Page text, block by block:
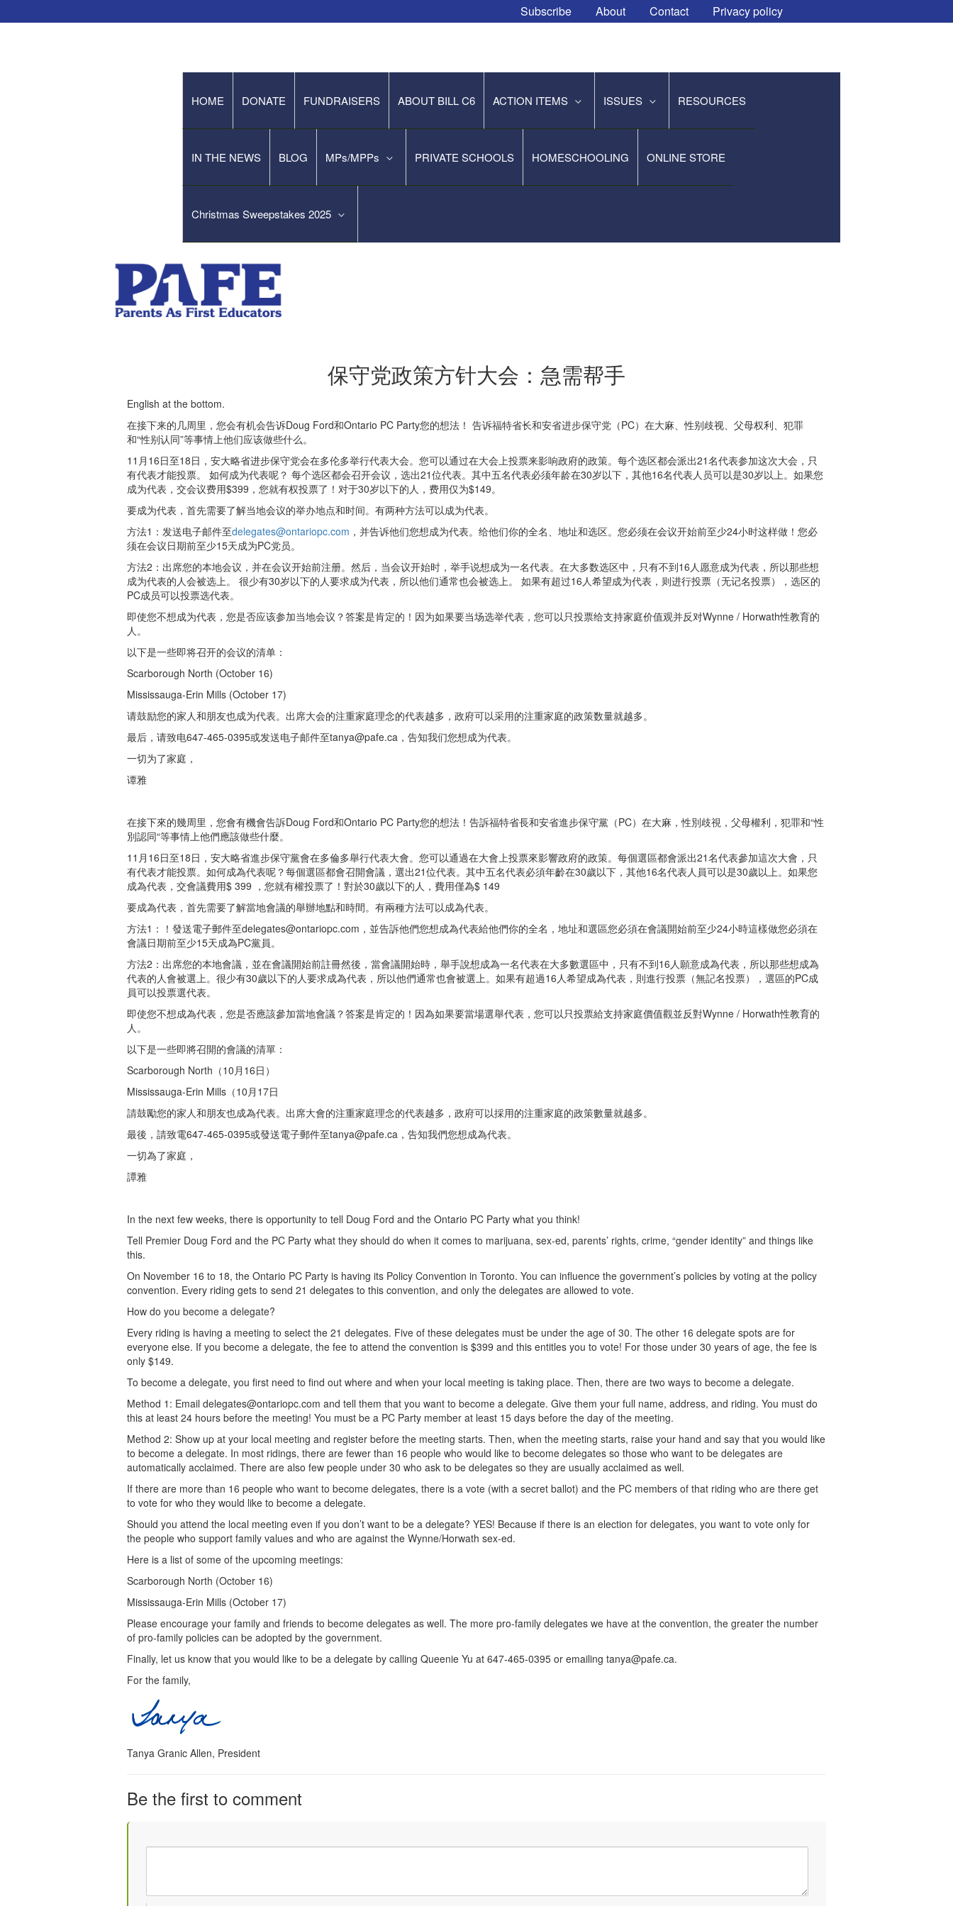
Subscribe About Contact Privacy policy
HOME DONATE FUNDRAISERS ABOUT BILL C6 ACTION ITEMS ISSUES RESOURCES
IN THE NEWS BLOG MPs/MPPs PRIVATE SCHOOLS HOMESCHOOLING ONLINE STORE
Christmas Sweepstakes 2025
保守党政策方针大会：急需帮手
English at the bottom.
在接下来的几周里，您会有机会告诉Doug Ford和Ontario PC Party您的想法！ 告诉福特省长和安省进步保守党（PC）在大麻、性别歧视、父母权利、犯罪
和“性别认同”等事情上他们应该做些什么。
11月16日至18日，安大略省进步保守党会在多伦多举行代表大会。您可以通过在大会上投票来影响政府的政策。每个选区都会派出21名代表参加这次大会，只
有代表才能投票。 如何成为代表呢？ 每个选区都会召开会议，选出21位代表。其中五名代表必须年龄在30岁以下，其他16名代表人员可以是30岁以上。如果您
成为代表，交会议费用$399，您就有权投票了！对于30岁以下的人，费用仅为$149。
要成为代表，首先需要了解当地会议的举办地点和时间。有两种方法可以成为代表。
方法1：发送电子邮件至delegates@ontariopc.com ，并告诉他们您想成为代表。给他们你的全名、地址和选区。您必须在会议开始前至少24小时这样做！您必
须在会议日期前至少15天成为PC党员。
方法2：出席您的本地会议，并在会议开始前注册。然后，当会议开始时，举手说想成为一名代表。在大多数选区中，只有不到16人愿意成为代表，所以那些想
成为代表的人会被选上。 很少有30岁以下的人要求成为代表，所以他们通常也会被选上。 如果有超过16人希望成为代表，则进行投票（无记名投票），选区的
PC成员可以投票选代表。
即使您不想成为代表，您是否应该参加当地会议？答案是肯定的！因为如果要当场选举代表，您可以只投票给支持家庭价值观并反对Wynne / Horwath性教育的
人。
以下是一些即将召开的会议的清单：
Scarborough North (October 16)
Mississauga-Erin Mills (October 17)
请鼓励您的家人和朋友也成为代表。出席大会的注重家庭理念的代表越多，政府可以采用的注重家庭的政策数量就越多。
最后，请致电647-465-0395或发送电子邮件至tanya@pafe.ca ，告知我们您想成为代表。
一切为了家庭，
谭雅
在接下來的幾周里，您會有機會告訴Doug Ford和Ontario PC Party您的想法！告訴福特省長和安省進步保守黨（PC）在大麻，性別歧視，父母權利，犯罪和“性
別認同“等事情上他們應該做些什麼。
11月16日至18日，安大略省進步保守黨會在多倫多舉行代表大會。您可以通過在大會上投票來影響政府的政策。每個選區都會派出21名代表參加這次大會，只
有代表才能投票。如何成為代表呢？每個選區都會召開會議，選出21位代表。其中五名代表必須年齡在30歲以下，其他16名代表人員可以是30歲以上。如果您
成為代表，交會議費用$ 399 ，您就有權投票了！對於30歲以下的人，費用僅為$ 149
要成為代表，首先需要了解當地會議的舉辦地點和時間。有兩種方法可以成為代表。
方法1：！發送電子郵件至delegates@ontariopc.com ，並告訴他們您想成為代表給他們你的全名，地址和選區您必須在會議開始前至少24小時這樣做您必須在
會議日期前至少15天成為PC黨員。
方法2：出席您的本地會議，並在會議開始前註冊然後，當會議開始時，舉手說想成為一名代表在大多數選區中，只有不到16人願意成為代表，所以那些想成為
代表的人會被選上。很少有30歲以下的人要求成為代表，所以他們通常也會被選上。如果有超過16人希望成為代表，則進行投票（無記名投票），選區的PC成
員可以投票選代表。
即使您不想成為代表，您是否應該參加當地會議？答案是肯定的！因為如果要當場選舉代表，您可以只投票給支持家庭價值觀並反對Wynne / Horwath性教育的
人。
以下是一些即將召開的會議的清單：
Scarborough North（10月16日）
Mississauga-Erin Mills（10月17日
請鼓勵您的家人和朋友也成為代表。出席大會的注重家庭理念的代表越多，政府可以採用的注重家庭的政策數量就越多。
最後，請致電647-465-0395或發送電子郵件至tanya@pafe.ca ，告知我們您想成為代表。
一切為了家庭，
譚雅
In the next few weeks, there is opportunity to tell Doug Ford and the Ontario PC Party what you think!
Tell Premier Doug Ford and the PC Party what they should do when it comes to marijuana, sex-ed, parents’ rights, crime, “gender identity” and things like
this.
On November 16 to 18, the Ontario PC Party is having its Policy Convention in Toronto. You can influence the government’s policies by voting at the policy
convention. Every riding gets to send 21 delegates to this convention, and only the delegates are allowed to vote.
How do you become a delegate?
Every riding is having a meeting to select the 21 delegates. Five of these delegates must be under the age of 30. The other 16 delegate spots are for
everyone else. If you become a delegate, the fee to attend the convention is $399 and this entitles you to vote! For those under 30 years of age, the fee is
only $149.
To become a delegate, you first need to find out where and when your local meeting is taking place. Then, there are two ways to become a delegate.
Method 1: Email delegates@ontariopc.com and tell them that you want to become a delegate. Give them your full name, address, and riding. You must do
this at least 24 hours before the meeting! You must be a PC Party member at least 15 days before the day of the meeting.
Method 2: Show up at your local meeting and register before the meeting starts. Then, when the meeting starts, raise your hand and say that you would like
to become a delegate. In most ridings, there are fewer than 16 people who would like to become delegates so those who want to be delegates are
automatically acclaimed. There are also few people under 30 who ask to be delegates so they are usually acclaimed as well.
If there are more than 16 people who want to become delegates, there is a vote (with a secret ballot) and the PC members of that riding who are there get
to vote for who they would like to become a delegate.
Should you attend the local meeting even if you don’t want to be a delegate? YES! Because if there is an election for delegates, you want to vote only for
the people who support family values and who are against the Wynne/Horwath sex-ed.
Here is a list of some of the upcoming meetings:
Scarborough North (October 16)
Mississauga-Erin Mills (October 17)
Please encourage your family and friends to become delegates as well. The more pro-family delegates we have at the convention, the greater the number
of pro-family policies can be adopted by the government.
Finally, let us know that you would like to be a delegate by calling Queenie Yu at 647-465-0395 or emailing tanya@pafe.ca.
For the family,
Tanya Granic Allen, President
Be the first to comment